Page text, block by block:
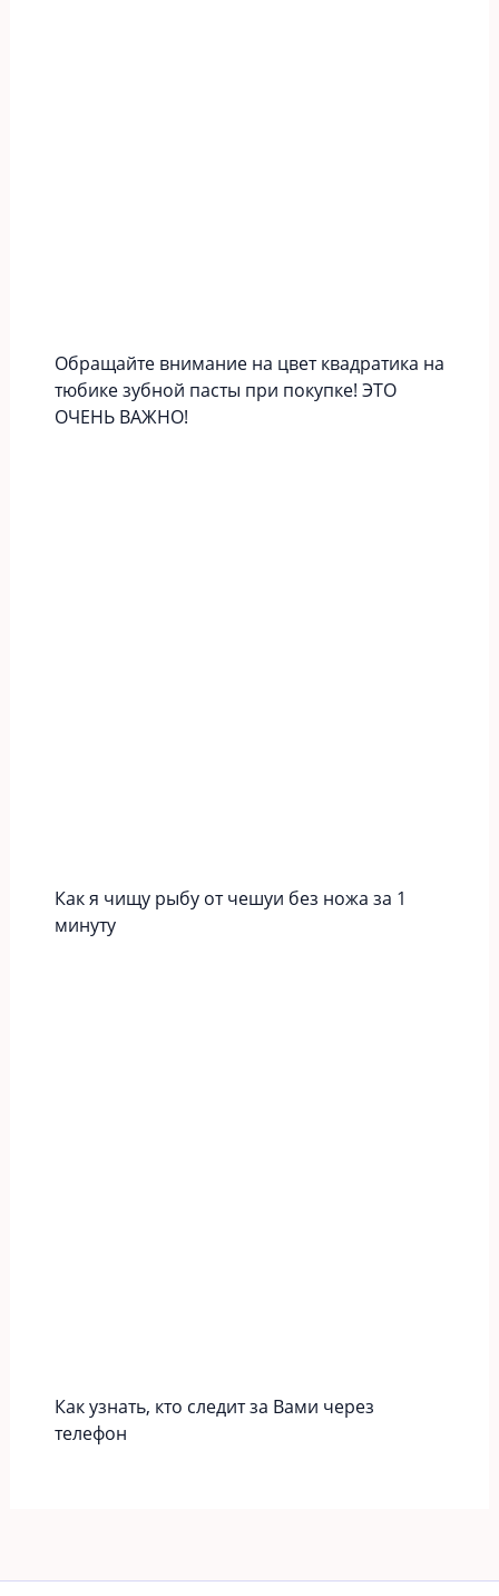
Обращайте внимание на цвет квадратика на
тюбике зубной пасты при покупке! ЭТО
ОЧЕНЬ ВАЖНО!
Как я чищу рыбу от чешуи без ножа за 1
минуту
Как узнать, кто следит за Вами через
телефон